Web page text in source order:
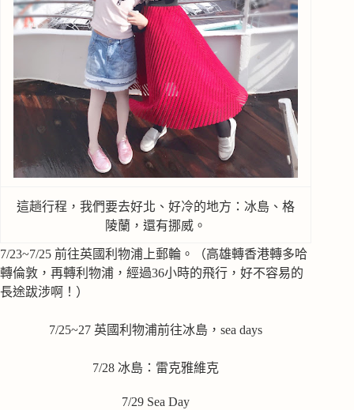
這趟行程，我們要去好北、好冷的地方：冰島、格
陵蘭，還有挪威。
7/23~7/25 前往英國利物浦上郵輪。（高雄轉香港轉多哈
轉倫敦，再轉利物浦，經過36小時的飛行，好不容易的
長途跋涉啊！）
7/25~27 英國利物浦前往冰島，sea days
7/28 冰島：雷克雅維克
7/29 Sea Day